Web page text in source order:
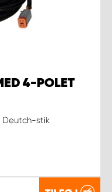
4-POLET
stik